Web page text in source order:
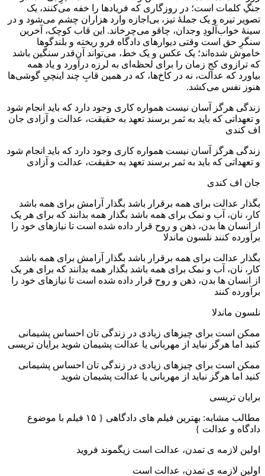
جنگِ کلمات است؛ در روزگاری که فریادها را خفه می‌کنند، یک
تصویر تیره و یک جملهٔ تیز، بی‌اجازه وارد هزاران چشم می‌شود و در
سینهٔ خواب‌آلودِ وجدان، چاقو می‌چرخاند. این قاب کوچک، آخرین
سنگرِ حق است وقتی دیوارهای دادگاه فرو ریخته و بلندگوها
خاموش شده‌اند؛ یک عکس و یک خط، می‌تواند آن‌قدر سنگین باشد
که ترازوی کجِ زمان را برای لحظه‌ای به لرزه درآورد و یاد همه
بیاورد که عدالت، نه در کاخ‌ها، که در همین قابِ چند اینچیِ گوشی‌ها
هنوز نفس می‌کشد.
زندگی هرگز آسان نیست همواره کاری وجود دارد که باید انجام شود
و تعهداتی که باید به ثمر برسند تعهد به حقیقت، عدالت و آزادی جان
اف کندی
زندگی هرگز آسان نیست همواره کاری وجود دارد که باید انجام شود
و تعهداتی که باید به ثمر برسند تعهد به حقیقت، عدالت و آزادی
جان اف کندی
بگذار عدالت برای همه برقرار باشد بگذار آرامش برای همه باشد
کار، نان، آب و نمک برای همه باشد بگذار همه بدانند که برای هر یک
از انسان ها بدن، ذهن و روح قرار داده شده است تا نیازهای خود را
برآورده کنند نلسون ماندلا
بگذار عدالت برای همه برقرار باشد بگذار آرامش برای همه باشد
کار، نان، آب و نمک برای همه باشد بگذار همه بدانند که برای هر یک
از انسان ها بدن، ذهن و روح قرار داده شده است تا نیازهای خود را
برآورده کنند
نلسون ماندلا
ممکن است برای چیزهای زیادی در زندگی تان احساس پشیمانی
کنید اما هرگز نباید از مهربانی یا عدالت پشیمان شوید برایان تریسی
ممکن است برای چیزهای زیادی در زندگی تان احساس پشیمانی
کنید اما هرگز نباید از مهربانی یا عدالت پشیمان شوید
برایان تریسی
مطالب مشابه: بهترین فیلم های دادگاهی { ۱۵ فیلم با موضوع
دادگاه و عدالت }
اولین لازمه ی تمدن، عدالت است زیگموند فروید
اولین لازمه ی تمدن، عدالت است